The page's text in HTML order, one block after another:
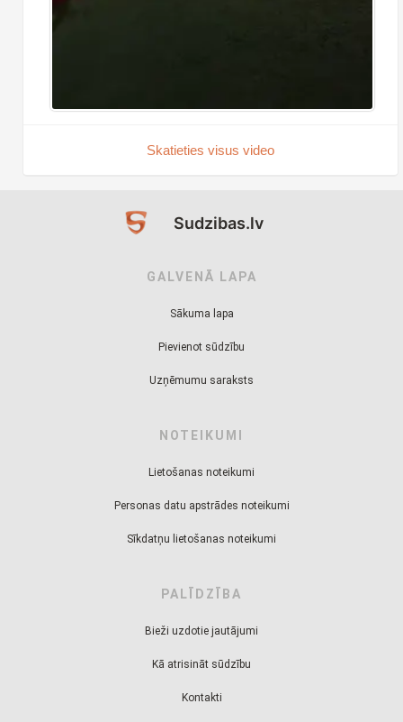
Skatieties visus video
Sudzibas.lv
GALVENĀ LAPA
Sākuma lapa
Pievienot sūdzību
Uzņēmumu saraksts
NOTEIKUMI
Lietošanas noteikumi
Personas datu apstrādes noteikumi
Sīkdatņu lietošanas noteikumi
PALĪDZĪBA
Bieži uzdotie jautājumi
Kā atrisināt sūdzību
Kontakti